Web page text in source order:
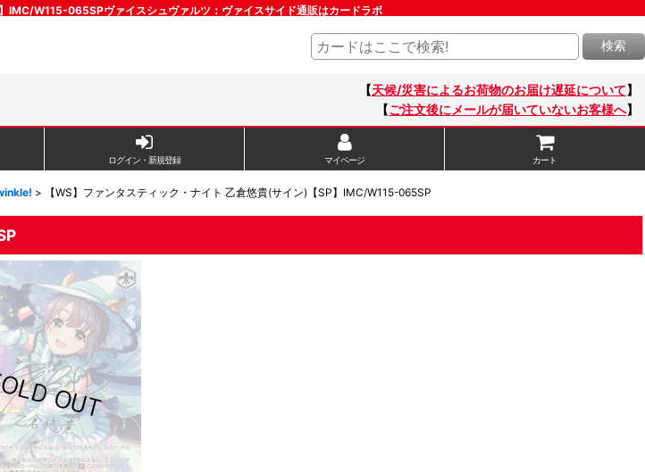
IMC/W115-065SPヴァイスシュヴァルツ：ヴァイスサイド通販はカードラボ
検索
【天候/災害によるお荷物のお届け遅延について】
【ご注文後にメールが届いていないお客様へ】
ログイン・新規登録 マイページ カート
> 【WS】ファンタスティック・ナイト 乙倉悠貴(サイン)【SP】IMC/W115-065SP